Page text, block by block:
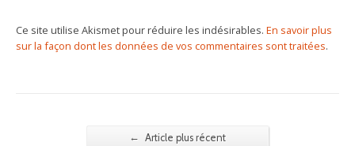
Ce site utilise Akismet pour réduire les indésirables. En savoir plus
sur la façon dont les données de vos commentaires sont traitées.
← Article plus récent